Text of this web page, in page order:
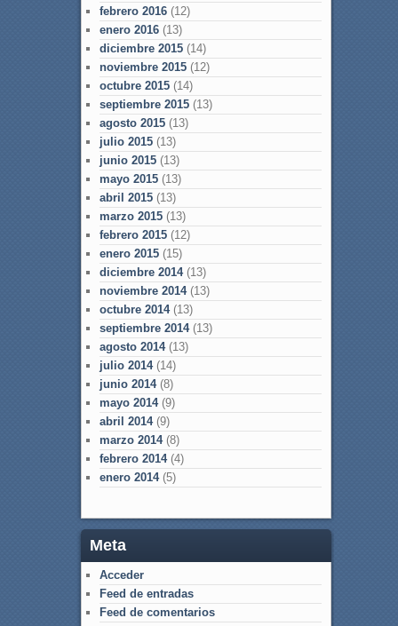
febrero 2016(12)
enero 2016(13)
diciembre 2015(14)
noviembre 2015(12)
octubre 2015(14)
septiembre 2015(13)
agosto 2015(13)
julio 2015(13)
junio 2015(13)
mayo 2015(13)
abril 2015(13)
marzo 2015(13)
febrero 2015(12)
enero 2015(15)
diciembre 2014(13)
noviembre 2014(13)
octubre 2014(13)
septiembre 2014(13)
agosto 2014(13)
julio 2014(14)
junio 2014(8)
mayo 2014(9)
abril 2014(9)
marzo 2014(8)
febrero 2014(4)
enero 2014(5)
Meta
Acceder
Feed de entradas
Feed de comentarios